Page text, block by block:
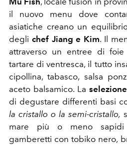
il nuovo menu dove
asiatiche creano un
degli chef Jiang e Kim. Il
attraverso un entree di
tartare di ventresca, il tutto
cipollina, tabasco, salsa
aceto balsamico. La
di degustare differenti basi
la cristallo o la semi-cristallo,
mare più o meno sapidi
gamberetti con tobiko nero,